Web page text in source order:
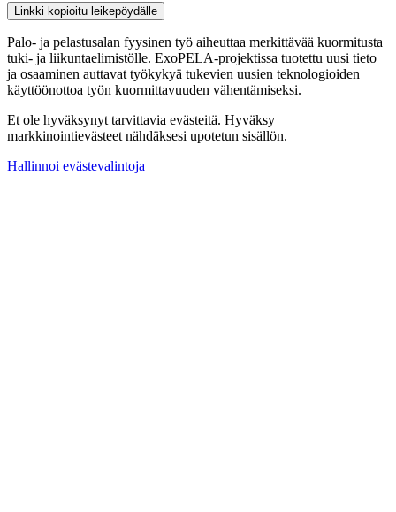
Linkki kopioitu leikepöydälle
Palo- ja pelastusalan fyysinen työ aiheuttaa merkittävää kuormitusta
tuki- ja liikuntaelimistölle. ExoPELA-projektissa tuotettu uusi tieto
ja osaaminen auttavat työkykyä tukevien uusien teknologioiden
käyttöönottoa työn kuormittavuuden vähentämiseksi.
Et ole hyväksynyt tarvittavia evästeitä. Hyväksy
markkinointievästeet nähdäksesi upotetun sisällön.
Hallinnoi evästevalintoja